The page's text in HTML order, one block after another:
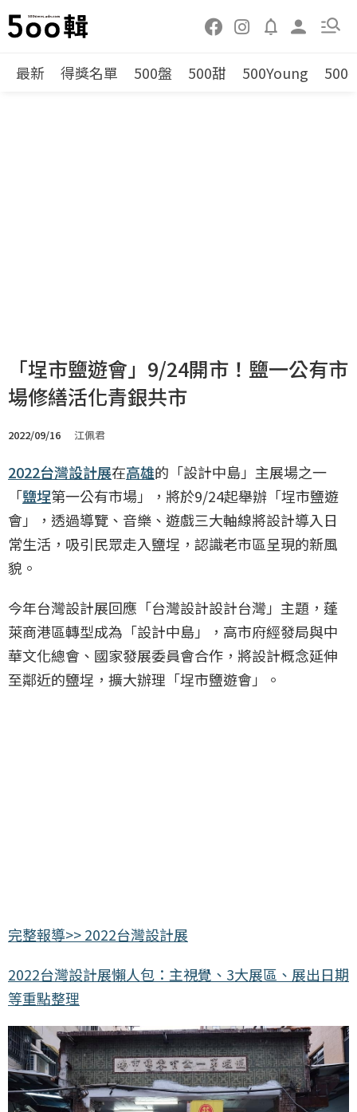
最新 得獎名單 500盤 500甜 500Young 500
「埕市鹽遊會」9/24開市！鹽一公有市
場修繕活化青銀共市
2022/09/16 江佩君
2022台灣設計展在高雄的「設計中島」主展場之一
「鹽埕第一公有市場」，將於9/24起舉辦「埕市鹽遊
會」，透過導覽、音樂、遊戲三大軸線將設計導入日
常生活，吸引民眾走入鹽埕，認識老市區呈現的新風
貌。
今年台灣設計展回應「台灣設計設計台灣」主題，蓬
萊商港區轉型成為「設計中島」，高市府經發局與中
華文化總會、國家發展委員會合作，將設計概念延伸
至鄰近的鹽埕，擴大辦理「埕市鹽遊會」。
完整報導>> 2022台灣設計展
2022台灣設計展懶人包：主視覺、3大展區、展出日期
等重點整理